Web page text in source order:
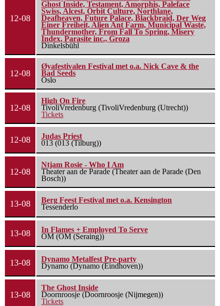
12-08
Ghost Inside, Testament, Amorphis, Paleface
Swiss, Alcest, Orbit Culture, Northlane,
Deafheaven, Future Palace, Blackbraid, Der Weg
Einer Freiheit, Alien Ant Farm, Municipal Waste,
Thundermother, From Fall To Spring, Misery
Index, Parasite inc., Groza
Dinkelsbühl
12-08
Øyafestivalen Festival met o.a. Nick Cave & the
Bad Seeds
Oslo
12-08
High On Fire
TivoliVredenburg (TivoliVredenburg (Utrecht))
Tickets
12-08
Judas Priest
013 (013 (Tilburg))
12-08
Ntjam Rosie - Who I Am
Theater aan de Parade (Theater aan de Parade (Den
Bosch))
13-08
Berg Feest Festival met o.a. Kensington
Tessenderlo
13-08
In Flames + Employed To Serve
OM (OM (Seraing))
13-08
Dynamo Metalfest Pre-party
Dynamo (Dynamo (Eindhoven))
13-08
The Ghost Inside
Doornroosje (Doornroosje (Nijmegen))
Tickets